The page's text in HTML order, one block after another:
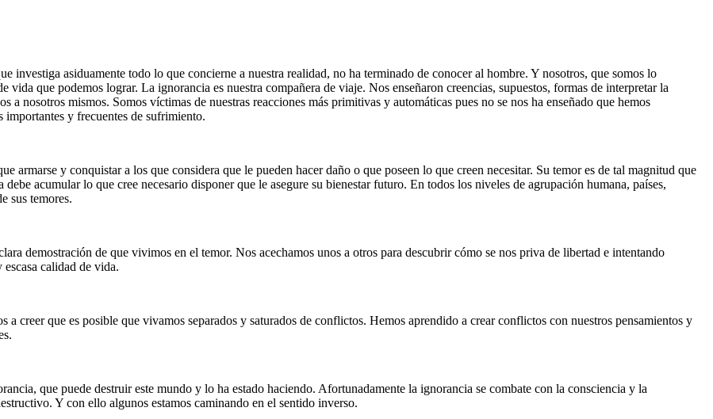
investiga asiduamente todo lo que concierne a nuestra realidad, no ha terminado de conocer al hombre. Y nosotros, que somos lo
que podemos lograr. La ignorancia es nuestra compañera de viaje. Nos enseñaron creencias, supuestos, formas de interpretar la
nosotros mismos. Somos víctimas de nuestras reacciones más primitivas y automáticas pues no se nos ha enseñado que hemos
importantes y frecuentes de sufrimiento.
armarse y conquistar a los que considera que le pueden hacer daño o que poseen lo que creen necesitar. Su temor es de tal magnitud que
acumular lo que cree necesario disponer que le asegure su bienestar futuro. En todos los niveles de agrupación humana, países,
sus temores.
demostración de que vivimos en el temor. Nos acechamos unos a otros para descubrir cómo se nos priva de libertad e intentando
calidad de vida.
creer que es posible que vivamos separados y saturados de conflictos. Hemos aprendido a crear conflictos con nuestros pensamientos y
que puede destruir este mundo y lo ha estado haciendo. Afortunadamente la ignorancia se combate con la consciencia y la
Y con ello algunos estamos caminando en el sentido inverso.